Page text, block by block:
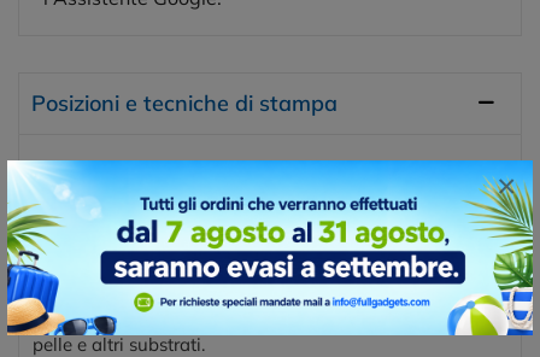
×
Posizioni e tecniche di stampa
INCISIONE LASER
La stampa a caldo è una tecnica di decorazione e
personalizzazione che utilizza calore e pressione per
applicare un motivo o un design su una superficie.
Questa tecnica è ampiamente utilizzata nell'industria
della stampa per creare effetti di lusso e finiture di alta
qualità su vari materiali, come carta, plastica, tessuto,
pelle e altri substrati.